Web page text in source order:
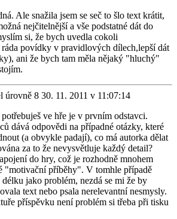
Ale snažila jsem se seč to šlo text krátit,
nejčitelnější a vše podstatné dát do
si, že bych uvedla cokoli
ráda povídky v pravidlových dílech,lepší dát
ani že bych tam měla nějaký "hluchý"
30. 11. 2011 v 11:07:14
ve hře je v prvním odstavci.
dává odpovědi na případné otázky, které
(a obvykle padají), co má autorka dělat
za to že nevysvětluje každý detail?
do hry, což je rozhodně mnohem
"motivační příběhy". V tomhle případě
jako problém, nezdá se mi že by
text nebo psala nerelevantní nesmysly.
příspěvku není problém si třeba při tisku